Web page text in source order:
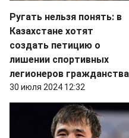
Ругать нельзя понять: в
Казахстане хотят
создать петицию о
лишении спортивных
легионеров гражданства
30 июля 2024 12:32